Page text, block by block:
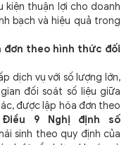
thuận lợi cho doanh
bạch và hiệu quả trong
đơn theo hình thức đối
dịch vụ với số lượng lớn,
đối soát số liệu giữa
được lập hóa đơn theo
9 Nghị định số
sinh theo quy định của